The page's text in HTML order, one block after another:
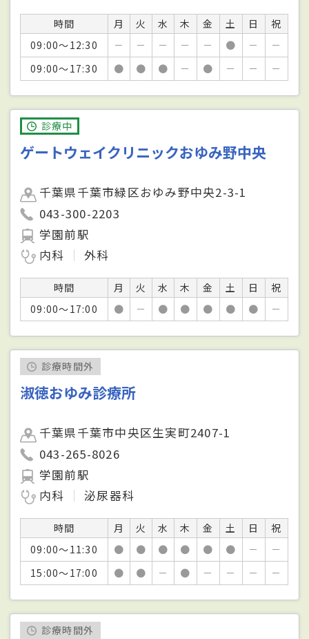
時間 月 火 水 木 金 土 日
祝
09:00～12:30
－ － － － － ● －
－
09:00～17:30
● ● ● － ● － － －
診療中
ゲートウェイクリニックおゆみ野中央
千葉県千葉市緑区おゆみ野中央2-3-1
043-300-2203
学園前駅
内科
外科
時間 月 火 水 木 金 土 日
祝
09:00～17:00
● － ● ● ● ● ● －
診療時間外
淑徳おゆみ診療所
千葉県千葉市中央区生実町2407-1
043-265-8026
学園前駅
内科
泌尿器科
時間 月 火 水 木 金 土 日
祝
09:00～11:30
● ● ● ● ● ● －
－
15:00～17:00
● ● － ● － － － －
診療時間外